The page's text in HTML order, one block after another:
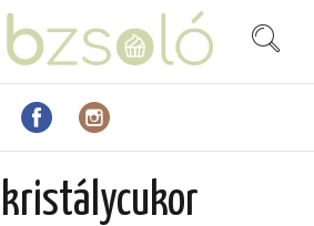
kristálycukor